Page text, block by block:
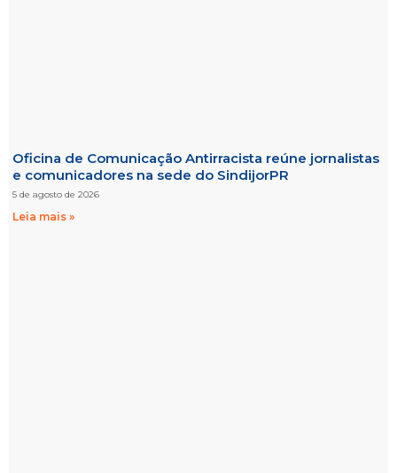
Oficina de Comunicação Antirracista reúne jornalistas
e comunicadores na sede do SindijorPR
5 de agosto de 2026
Leia mais »